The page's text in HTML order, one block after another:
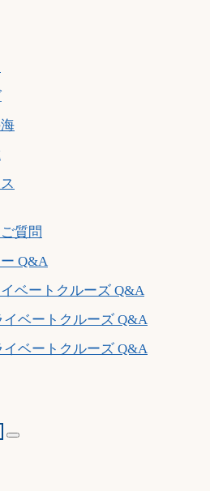
質問
Q&A
ベートクルーズ Q&A
イベートクルーズ Q&A
イベートクルーズ Q&A